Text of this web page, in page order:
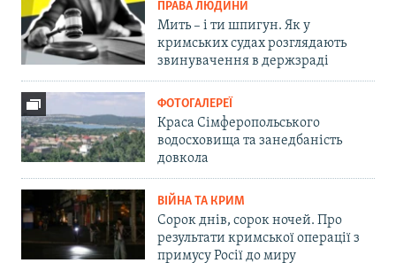
ПРАВА ЛЮДИНИ
Мить – і ти шпигун. Як у
кримських судах розглядають
звинувачення в держзраді
ФОТОГАЛЕРЕЇ
Краса Сімферопольського
водосховища та занедбаність
довкола
ВІЙНА ТА КРИМ
Сорок днів, сорок ночей. Про
результати кримської операції з
примусу Росії до миру